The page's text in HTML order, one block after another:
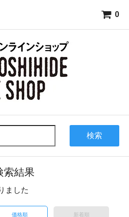
0
検索
索結果
ました
価格順 新着順